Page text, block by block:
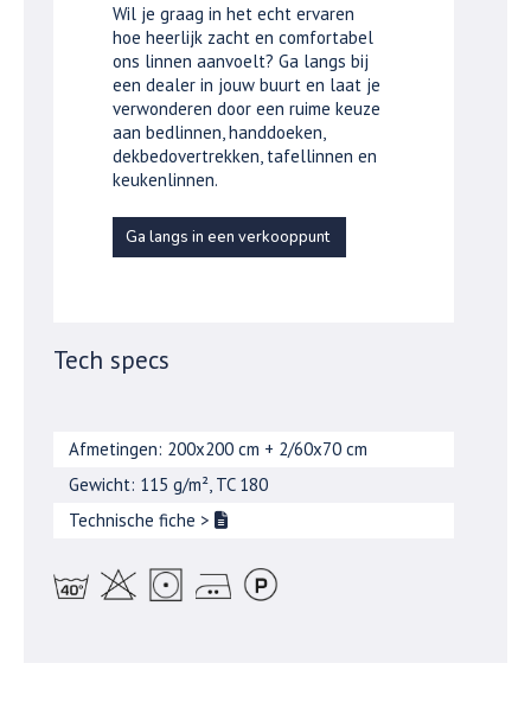
Wil je graag in het echt ervaren
hoe heerlijk zacht en comfortabel
ons linnen aanvoelt? Ga langs bij
een dealer in jouw buurt en laat je
verwonderen door een ruime keuze
aan bedlinnen, handdoeken,
dekbedovertrekken, tafellinnen en
keukenlinnen.
Ga langs in een verkooppunt
Tech specs
Afmetingen: 200x200 cm + 2/60x70 cm
Gewicht: 115 g/m², TC 180
Technische fiche >